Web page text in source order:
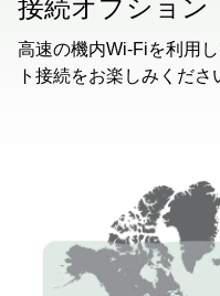
接続オプション
高速の機内Wi-Fiを利用
ト接続をお楽しみくださ